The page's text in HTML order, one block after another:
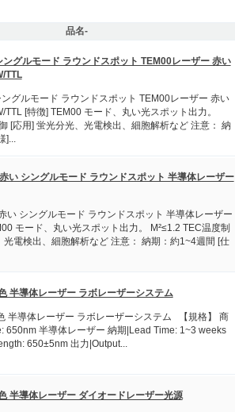
品名-
グルモード ラウンドスポット TEM00レーザー 赤い
TTL
グルモード ラウンドスポット TEM00レーザー 赤い
TTL [特徴] TEM00 モード、丸い光スポット出力。
[応用] 蛍光分光、光電検出、細胞解析など 注意： 納
]...
い シングルモード ラウンドスポット 半導体レーザー
い シングルモード ラウンドスポット 半導体レーザー
モード、丸い光スポット出力。 M²≤1.2 TEC温度制
光電検出、細胞解析など 注意： 納期：約1~4週間 [仕
半導体レーザー ラボレーザーシステム
半導体レーザー ラボレーザーシステム 【規格】 商
650nm 半導体レーザー 納期|Lead Time: 1~3 weeks
650±5nm 出力|Output...
半導体レーザー ダイオードレーザー光源